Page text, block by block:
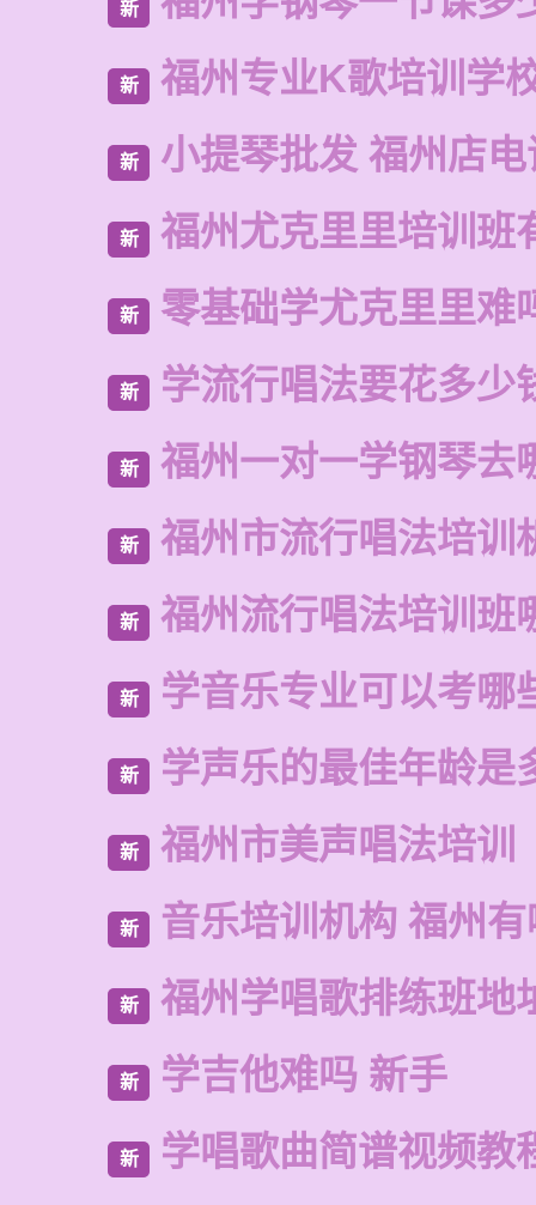
新
新 福州专业K歌培训学
新 小提琴批发 福州店
新 福州尤克里里培训班
新 零基础学尤克里里难
新 学流行唱法要花多少
新 福州一对一学钢琴去
新 福州市流行唱法培训
新 福州流行唱法培训班
新 学音乐专业可以考哪
新 学声乐的最佳年龄是
新 福州市美声唱法培训
新 音乐培训机构 福州
新 福州学唱歌排练班地
新 学吉他难吗 新手
新 学唱歌曲简谱视频教